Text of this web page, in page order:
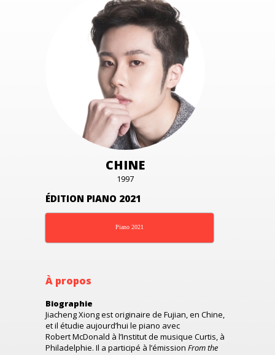
CHINE
1997
ÉDITION PIANO 2021
Piano 2021
À propos
Biographie
Jiacheng Xiong est originaire de Fujian, en Chine,
et il étudie aujourd’hui le piano avec
Robert McDonald à l’Institut de musique Curtis, à
Philadelphie. Il a participé à l’émission From the